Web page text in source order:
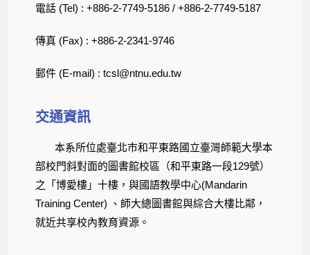
電話 (Tel) : +886-2-7749-5186 / +886-2-7749-5187
傳真 (Fax) : +886-2-2341-9746
郵件 (E-mail) : tcsl@ntnu.edu.tw
交通資訊
本系所位處臺北市和平東路國立臺灣師範大學本
部校門斜對面的圖書館校區（和平東路一段129號）
之「博愛樓」十樓，與國語教學中心(Mandarin
Training Center) 、師大總圖書館與綜合大樓比鄰，
就近共享校內教育資源。